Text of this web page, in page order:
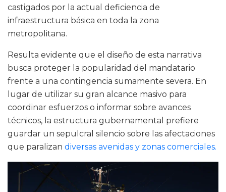
castigados por la actual deficiencia de
infraestructura básica en toda la zona
metropolitana.
Resulta evidente que el diseño de esta narrativa
busca proteger la popularidad del mandatario
frente a una contingencia sumamente severa. En
lugar de utilizar su gran alcance masivo para
coordinar esfuerzos o informar sobre avances
técnicos, la estructura gubernamental prefiere
guardar un sepulcral silencio sobre las afectaciones
que paralizan diversas avenidas y zonas comerciales.